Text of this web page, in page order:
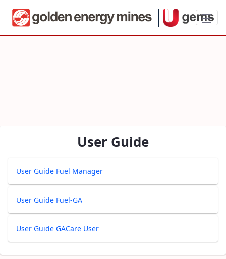
Indobara Smart Services (iServe) – Unit
User Guide
User Guide Fuel Manager
User Guide Fuel-GA
User Guide GACare User